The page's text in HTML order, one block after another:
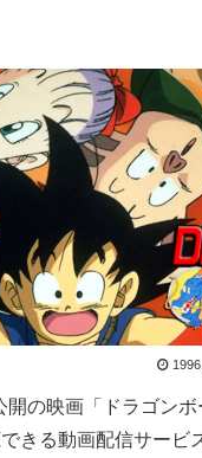
開の映画「ドラゴン
きる動画配信サービ